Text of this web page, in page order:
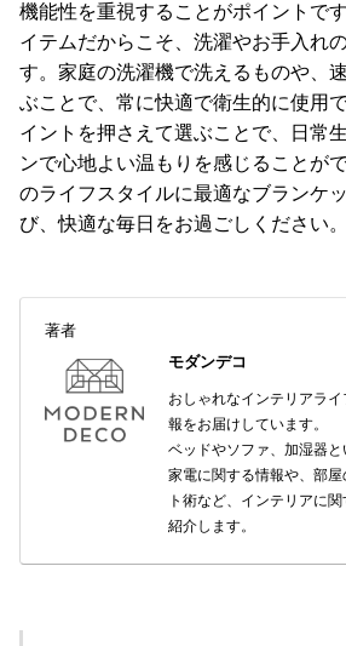
機能性を重視することがポイントで
イテムだからこそ、洗濯やお手入れ
す。家庭の洗濯機で洗えるものや、
ぶことで、常に快適で衛生的に使用
イントを押さえて選ぶことで、日常
ンで心地よい温もりを感じることが
のライフスタイルに最適なブランケ
び、快適な毎日をお過ごしください。
著者
モダンデコ
おしゃれなインテリアラ
報をお届けしています。
ベッドやソファ、加湿器と
家電に関する情報や、部
ト術など、インテリアに
紹介します。